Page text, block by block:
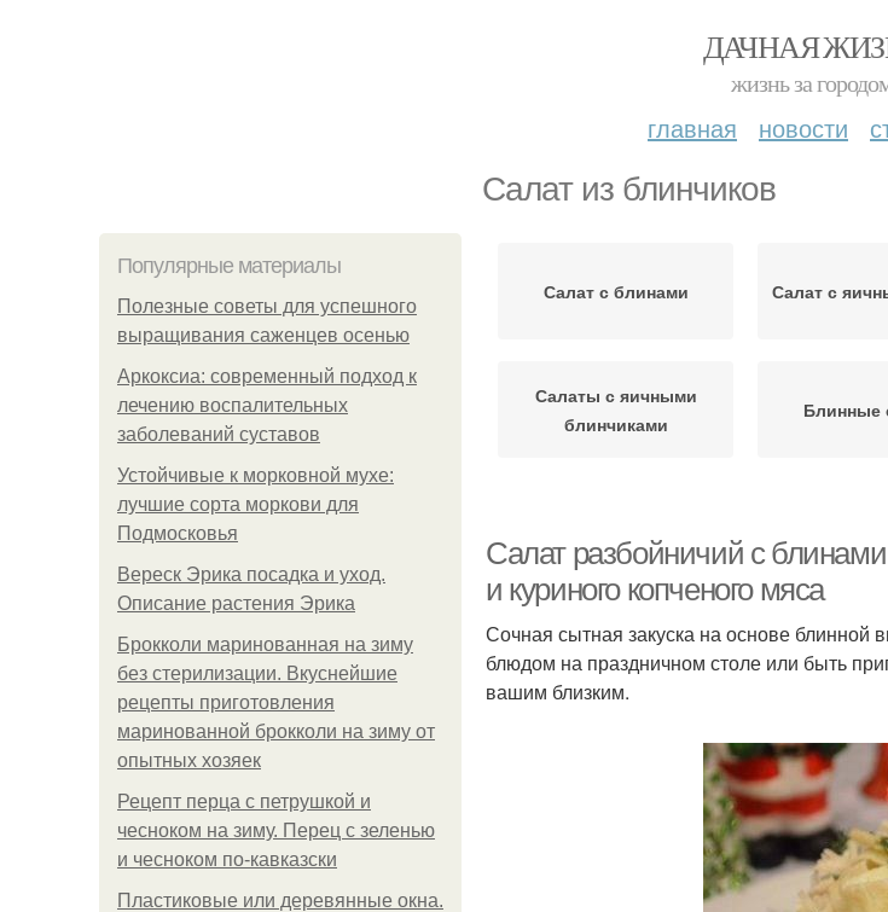
ДАЧНАЯ
жизнь за
главная новости
Салат из блинчиков
Популярные материалы
Полезные советы для успешного
выращивания саженцев осенью
Аркоксиа: современный подход к
лечению воспалительных
заболеваний суставов
Устойчивые к морковной мухе:
лучшие сорта моркови для
Подмосковья
Вереск Эрика посадка и уход.
Описание растения Эрика
Брокколи маринованная на зиму
без стерилизации. Вкуснейшие
рецепты приготовления
маринованной брокколи на зиму от
опытных хозяек
Рецепт перца с петрушкой и
чесноком на зиму. Перец с зеленью
и чесноком по-кавказски
Пластиковые или деревянные окна.
Салат с блинами Салат с
Салаты с яичными
блинчиками
Блинные
Салат с курицей
Блинчики с
Блинчики с копченой
Салат разбойничий с блинами
и куриного копченого мяса
Сочная сытная закуска на основе блинной
блюдом на праздничном столе или быть
вашим близким.